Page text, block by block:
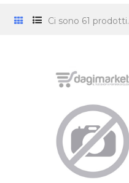
Ci sono 61 prodotti.